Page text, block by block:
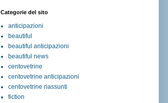
Categorie del sito
anticipazioni
beautiful
beautiful anticipazioni
beautiful news
centovetrine
centovetrine anticipazioni
centovetrine riassunti
fiction